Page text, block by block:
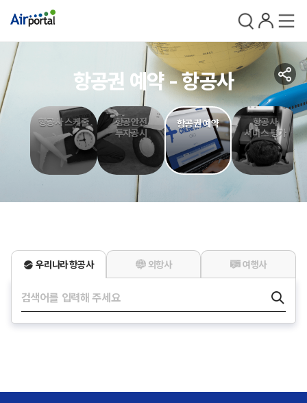
검색 로그인전체메
공
유
항공권 예약 - 항공사
항공사 스케줄
항공안전
투자공시
항공권 예약
항공사
서비스 평가
우리나라 항공사 외항사 여행사
검
색
결
없